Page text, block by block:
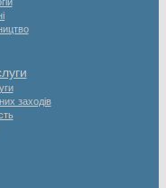
заходів